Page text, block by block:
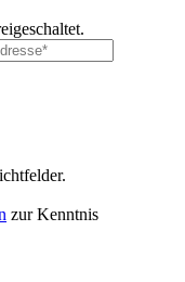
zur Kenntnis